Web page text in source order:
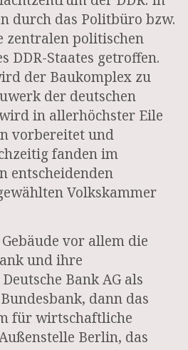
durch das Politbüro bzw.
zentralen politischen
DDR-Staates getroffen.
der Baukomplex zu
der deutschen
in allerhöchster Eile
vorbereitet und
fanden im
entscheidenden
Volkskammer
vor allem die
und ihre
Bank AG als
dann das
für wirtschaftliche
Berlin, das